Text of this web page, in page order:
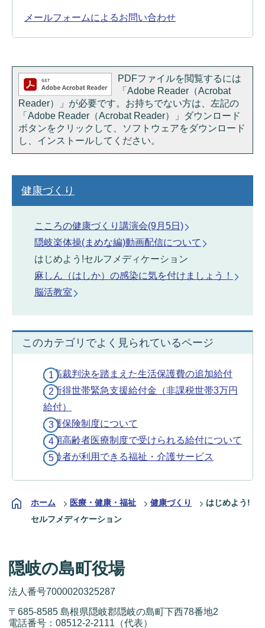
メールフォームによるお問い合わせ
PDFファイルを閲覧するには
「Adobe Reader（Acrobat
Reader）」が必要です。お持ちでない方は、左記の
「Adobe Reader（Acrobat Reader）」ダウンロード
ボタンをクリックして、ソフトウェアをダウンロード
し、インストールしてください。
健康づくり
こころの健康づくり講演会(9月5日)
隠岐楽体操(まめな編)動画配信について
はじめよう!セルフメディケーション
麻しん（はしか）の感染に気を付けましょう！
脳活教室
このカテゴリでよく見られているページ
最高裁判決を踏まえた生活保護費の追加給付
低所得世帯緊急支援給付金（非課税世帯3万円
給付）
介護保険制度について
後期高齢者医療制度で受けられる給付について
高齢者が利用できる福祉・介護サービス
ホーム 医療・健康・福祉 健康づくり
はじめよう!
セルフメディケーション
隠岐の島町役場
法人番号7000020325287
〒685-8585 島根県隠岐郡隠岐の島町下西78番地2
電話番号：08512-2-2111 （代表）